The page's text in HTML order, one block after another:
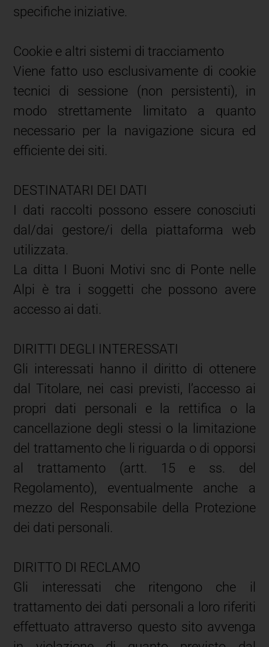
specifiche iniziative.
Cookie e altri sistemi di tracciamento
Viene fatto uso esclusivamente di cookie
tecnici di sessione (non persistenti), in
modo strettamente limitato a quanto
necessario per la navigazione sicura ed
efficiente dei siti.
DESTINATARI DEI DATI
I dati raccolti possono essere conosciuti
dal/dai gestore/i della piattaforma web
utilizzata.
La ditta I Buoni Motivi snc di Ponte nelle
Alpi è tra i soggetti che possono avere
accesso ai dati.
DIRITTI DEGLI INTERESSATI
Gli interessati hanno il diritto di ottenere
dal Titolare, nei casi previsti, l’accesso ai
propri dati personali e la rettifica o la
cancellazione degli stessi o la limitazione
del trattamento che li riguarda o di opporsi
al trattamento (artt. 15 e ss. del
Regolamento), eventualmente anche a
mezzo del Responsabile della Protezione
dei dati personali.
DIRITTO DI RECLAMO
Gli interessati che ritengono che il
trattamento dei dati personali a loro riferiti
effettuato attraverso questo sito avvenga